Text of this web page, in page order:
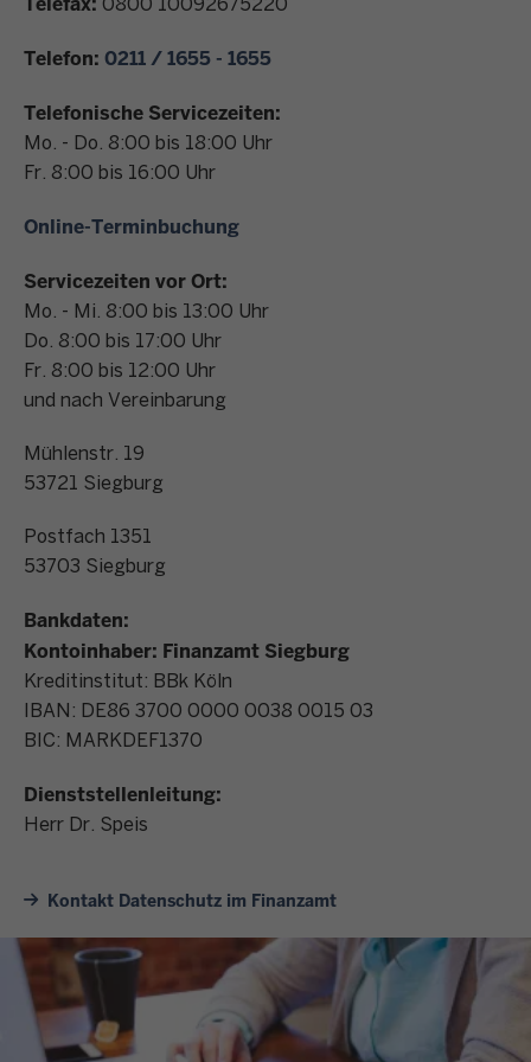
0800 10092675220
Telefon: 0211 / 1655 - 1655
Telefonische Servicezeiten:
Mo. - Do. 8:00 bis 18:00 Uhr
Fr. 8:00 bis 16:00 Uhr
Online-Terminbuchung
Servicezeiten vor Ort:
Mo. - Mi. 8:00 bis 13:00 Uhr
Do. 8:00 bis 17:00 Uhr
Fr. 8:00 bis 12:00 Uhr
und nach Vereinbarung
Mühlenstr. 19
53721 Siegburg
Postfach 1351
53703 Siegburg
Bankdaten:
Kontoinhaber: Finanzamt Siegburg
Kreditinstitut: BBk Köln
IBAN: DE86 3700 0000 0038 0015 03
BIC: MARKDEF1370
Dienststellenleitung:
Herr Dr. Speis
Kontakt Datenschutz im Finanzamt